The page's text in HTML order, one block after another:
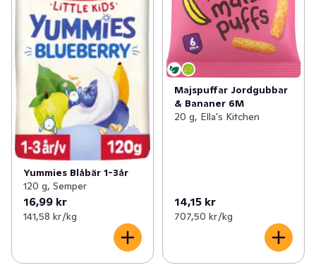
Yummies Blåbär 1-3år
120 g, Semper
16,99 kr
141,58 kr /kg
Majspuffar Jordgubbar
& Bananer 6M
20 g, Ella's Kitchen
14,15 kr
707,50 kr /kg